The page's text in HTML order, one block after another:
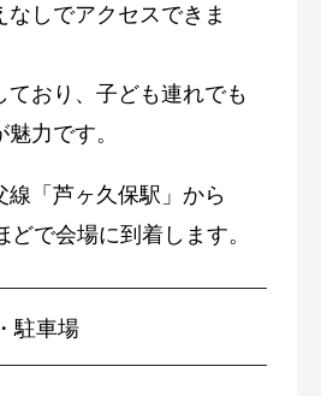
しでアクセスできま
ており、子ども連れでも
力です。
線「芦ヶ久保駅」から
で会場に到着します。
駐車場